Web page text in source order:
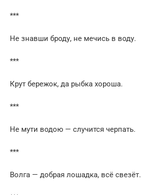
***
Не знавши броду, не мечись в воду.
***
Крут бережок, да рыбка хороша.
***
Не мути водою — случится черпать.
***
Волга — добрая лошадка, всё свезёт.